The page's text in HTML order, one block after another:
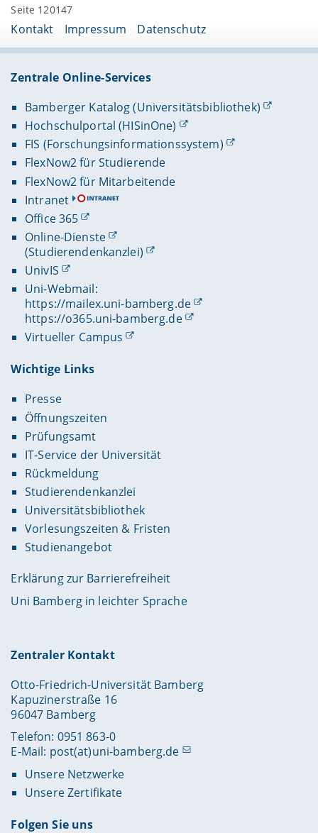
Seite 120147
Kontakt Impressum Datenschutz
Zentrale Online-Services
Bamberger Katalog (Universitätsbibliothek)
Hochschulportal (HISinOne)
FIS (Forschungsinformationssystem)
FlexNow2 für Studierende
FlexNow2 für Mitarbeitende
Intranet
Office 365
Online-Dienste
(Studierendenkanzlei)
UnivIS
Uni-Webmail:
https://mailex.uni-bamberg.de
https://o365.uni-bamberg.de
Virtueller Campus
Wichtige Links
Presse
Öffnungszeiten
Prüfungsamt
IT-Service der Universität
Rückmeldung
Studierendenkanzlei
Universitätsbibliothek
Vorlesungszeiten & Fristen
Studienangebot
Erklärung zur Barrierefreiheit
Uni Bamberg in leichter Sprache
Zentraler Kontakt
Otto-Friedrich-Universität Bamberg
Kapuzinerstraße 16
96047 Bamberg
Telefon: 0951 863-0
E-Mail: post(at)uni-bamberg.de
Unsere Netzwerke
Unsere Zertifikate
Folgen Sie uns